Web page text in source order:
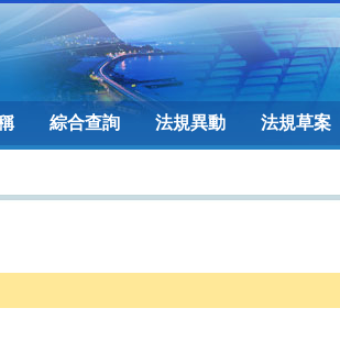
綜合查詢 法規異動 法規草案